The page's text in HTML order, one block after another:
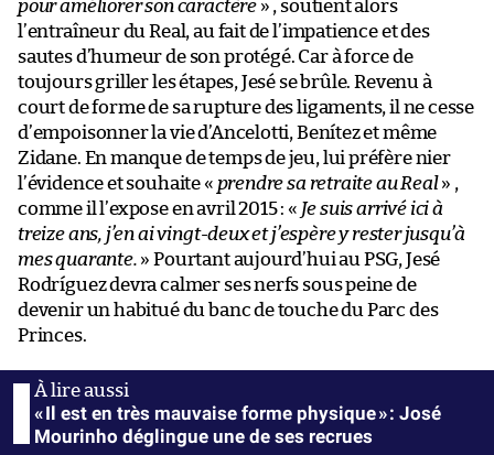
pour améliorer son caractère» , soutient alors
l’entraîneur du Real, au fait de l’impatience et des
sautes d’humeur de son protégé. Car à force de
toujours griller les étapes, Jesé se brûle. Revenu à
court de forme de sa rupture des ligaments, il ne cesse
d’empoisonner la vie d’Ancelotti, Benítez et même
Zidane. En manque de temps de jeu, lui préfère nier
l’évidence et souhaite « prendre sa retraite au Real» ,
comme il l’expose en avril 2015 : « Je suis arrivé ici à
treize ans, j’en ai vingt-deux et j’espère y rester jusqu’à
mes quarante. » Pourtant aujourd’hui au PSG, Jesé
Rodríguez devra calmer ses nerfs sous peine de
devenir un habitué du banc de touche du Parc des
Princes.
« Il est en très mauvaise forme physique » : José
Mourinho déglingue une de ses recrues